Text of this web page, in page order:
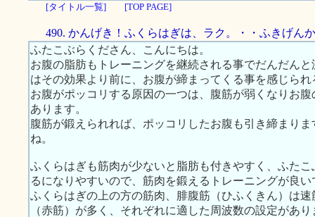
[タイトル一覧] [TOP PAGE]
490. かんげき！ふくらはぎは、ラク。・・ふきげん
ふたこぶらくださん、こんにちは。
お腹の脂肪もトレーニングを継続される事でだんだん
はその効果より前に、お腹が締まってくる事を感じら
お腹がポッコリする原因の一つは、腹筋が弱くなりお
あります。
腹筋が鍛えられれば、ポッコリしたお腹も引き締まり
ね。
ふくらはぎも筋肉が少ないと脂肪も付きやすく、ふた
るになりやすいので、筋肉を鍛えるトレーニングが良い
ふくらはぎの上の方の筋肉、腓腹筋（ひふくきん）は
（赤筋）が多く、それぞれに適した周波数の設定があ